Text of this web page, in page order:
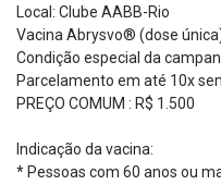
Local: Clube AABB-Rio
Vacina Abrysvo® (dose
Condição especial da
Parcelamento em até 10x
PREÇO COMUM : R$ 1.500
Indicação da vacina:
* Pessoas com 60 anos ou